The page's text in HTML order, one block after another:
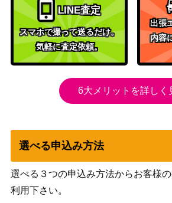
倦怠の宝珠/Torpor Orb【NPH】《日》
怒りの天使アクローマ/Akroma, Angel
of Wrath[LGN]《日》
LINE査定
スマホで撮って送るだけ。
気軽に査定依頼。
出張
内容
6大メリットを詳しく
選べる申込み方法
選べる３つの申込み方法からお客様
利用下さい。